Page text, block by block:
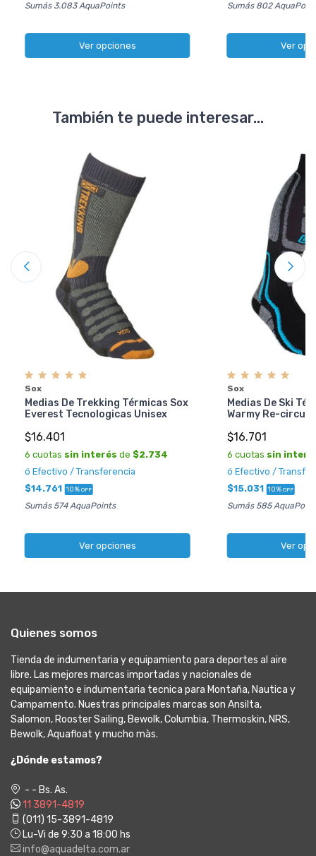
Sumás 3.083 AquaPoints
Ver opciones
Sumás 802
Ver
También te puede interesar...
Sox
Medias De Trekking Térmicas Sox
Everest Tecnologicas Unisex
$16.401
6 cuotas sin interés de $2.734
ó Efectivo / Transferencia
$14.761 10% OFF
Sumás 574 AquaPoints
Ver opciones
Sox
Medias De Ski
Warmy Re-
$16.701
6 cuotas sin
ó Efectivo /
$15.031 10% OFF
Sumás 585
Ver
Quienes somos
Tienda de indumentaria y equipamiento para deportes al aire
libre. Las mejores marcas importadas y nacionales de
equipamiento e indumentaria tecnica para Montaña, Nautica y
Campamento. Nuestras principales marcas son Ansilta,
Salomon, Rooster Sailing, Bewolk, Columbia, Thermoskin, NRS,
Bewolk, Aquafloat y mucho màs.
¿Dónde estamos?
- - Bs. As.
11 3891-4819
(011) 15-3891-4819
Lu-Vi de 9:30 a 18:00 hs
info@aquadelta.com.ar